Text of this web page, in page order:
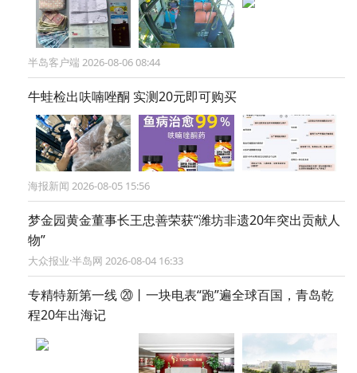
半岛客户端 2026-08-06 08:44
牛蛙检出呋喃唑酮 实测20元即可购买
海报新闻 2026-08-05 15:56
梦金园黄金董事长王忠善荣获“潍坊非遗20年突出贡献人
物”
大众报业·半岛网 2026-08-04 16:33
专精特新第一线 ⑳丨一块电表“跑”遍全球百国，青岛乾
程20年出海记